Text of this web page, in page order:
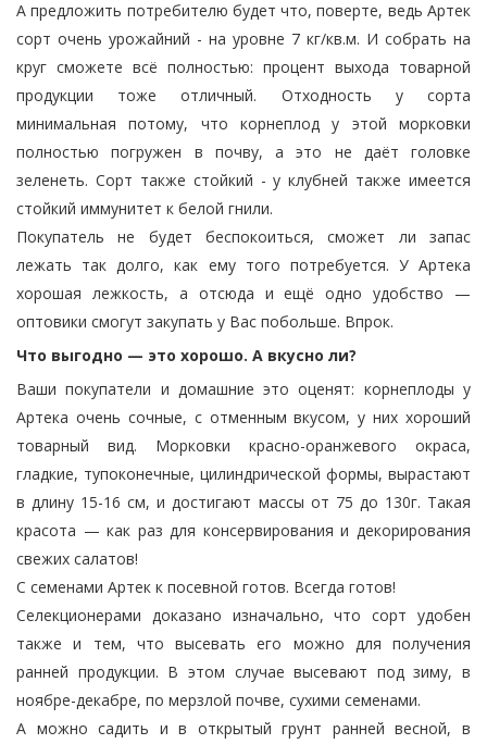
А предложить потребителю будет что, поверте, ведь Артек
сорт очень урожайний - на уровне 7 кг/кв.м. И собрать на
круг сможете всё полностью: процент выхода товарной
продукции тоже отличный. Отходность у сорта
минимальная потому, что корнеплод у этой морковки
полностью погружен в почву, а это не даёт головке
зеленеть. Сорт также стойкий - у клубней также имеется
стойкий иммунитет к белой гнили.
Покупатель не будет беспокоиться, сможет ли запас
лежать так долго, как ему того потребуется. У Артека
хорошая лежкость, а отсюда и ещё одно удобство —
оптовики смогут закупать у Вас побольше. Впрок.
Что выгодно — это хорошо. А вкусно ли?
Ваши покупатели и домашние это оценят: корнеплоды у
Артека очень сочные, с отменным вкусом, у них хороший
товарный вид. Морковки красно-оранжевого окраса,
гладкие, тупоконечные, цилиндрической формы, вырастают
в длину 15-16 см, и достигают массы от 75 до 130г. Такая
красота — как раз для консервирования и декорирования
свежих салатов!
С семенами Артек к посевной готов. Всегда готов!
Селекционерами доказано изначально, что сорт удобен
также и тем, что высевать его можно для получения
ранней продукции. В этом случае высевают под зиму, в
ноябре-декабре, по мерзлой почве, сухими семенами.
А можно садить и в открытый грунт ранней весной, в